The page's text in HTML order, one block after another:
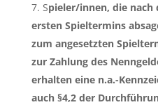
Spieler/innen, die nach
ersten Spieltermins
zum angesetzten
zur Zahlung des
erhalten eine n.a.-
auch §4,2 der